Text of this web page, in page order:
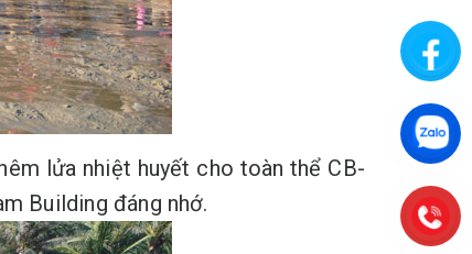
lửa nhiệt huyết cho toàn thể CB-
Building đáng nhớ.